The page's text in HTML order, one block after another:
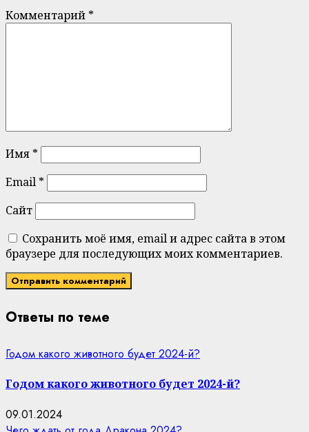
Комментарий *
Имя *
Email *
Сайт
Сохранить моё имя, email и адрес сайта в этом
браузере для последующих моих комментариев.
Ответы по теме
Годом какого животного будет 2024-й?
Годом какого животного будет 2024-й?
09.01.2024